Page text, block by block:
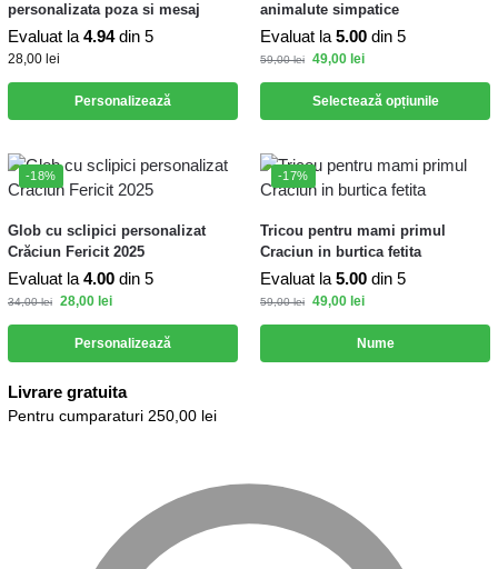
personalizata poza si mesaj
Evaluat la 4.94din 5
28,00 lei
Personalizează
animalute simpatice
Evaluat la 5.00 din 5
59,00lei 49,00 lei
Selectează opțiunile
-18%
Glob cu sclipici personalizat
Crăciun Fericit 2025
Evaluat la 4.00 din 5
34,00lei 28,00 lei
Personalizează
-17%
Tricou pentru mami primul
Craciun in burtica fetita
Evaluat la 5.00 din 5
59,00lei 49,00 lei
Nume
Livrare gratuita
Pentru cumparaturi 250,00 lei